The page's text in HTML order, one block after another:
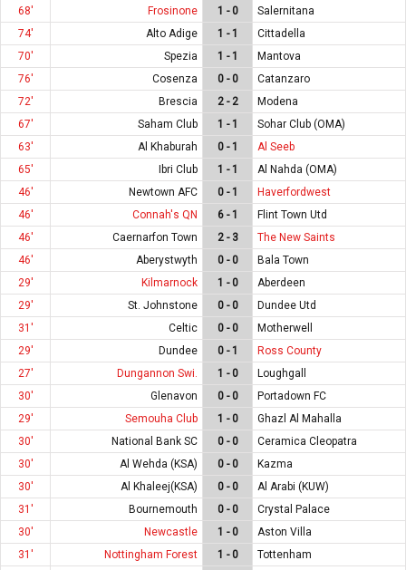
68'
Frosinone 1 - 0
Salernitana
74'
Alto Adige 1 - 1
Cittadella
70'
Spezia 1 - 1
Mantova
76'
Cosenza 0 - 0
Catanzaro
72'
Brescia 2 - 2
Modena
67'
Saham Club 1 - 1
Sohar Club (OMA)
63'
Al Khaburah 0 - 1
Al Seeb
65'
Ibri Club 1 - 1
Al Nahda (OMA)
46'
Newtown AFC 0 - 1
Haverfordwest
46'
Connah's QN 6 - 1
Flint Town Utd
46'
Caernarfon Town 2 - 3
The New Saints
46'
Aberystwyth 0 - 0
Bala Town
29'
Kilmarnock 1 - 0
Aberdeen
29'
St. Johnstone 0 - 0
Dundee Utd
31'
Celtic 0 - 0
Motherwell
29'
Dundee 0 - 1
Ross County
27'
Dungannon Swi. 1 - 0
Loughgall
30'
Glenavon 0 - 0
Portadown FC
29'
Semouha Club 1 - 0
Ghazl Al Mahalla
30'
National Bank SC 0 - 0
Ceramica Cleopatra
30'
Al Wehda (KSA) 0 - 0
Kazma
30'
Al Khaleej(KSA) 0 - 0
Al Arabi (KUW)
31'
Bournemouth 0 - 0
Crystal Palace
30'
Newcastle 1 - 0
Aston Villa
31'
Nottingham Forest 1 - 0
Tottenham